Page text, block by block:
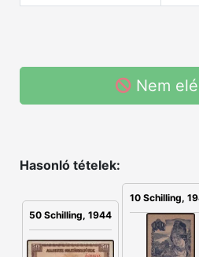
Nem
Hasonló tételek:
50 Schilling, 1944
10 Schilling,